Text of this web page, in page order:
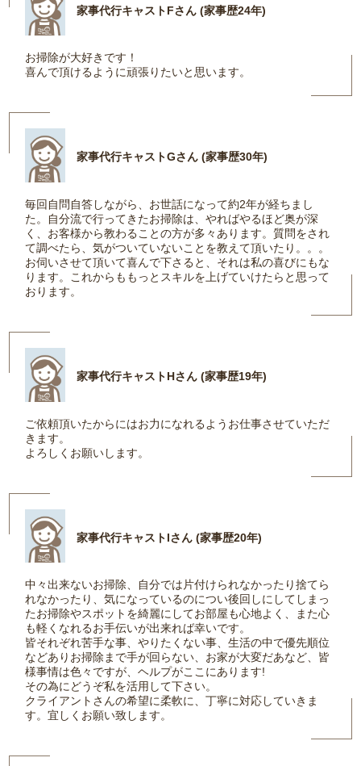
家事代行キャストFさん (家事歴24年)
お掃除が大好きです！
喜んで頂けるように頑張りたいと思います。
家事代行キャストGさん (家事歴30年)
毎回自問自答しながら、お世話になって約2年が経ちまし
た。自分流で行ってきたお掃除は、やればやるほど奥が深
く、お客様から教わることの方が多々あります。質問をされ
て調べたら、気がついていないことを教えて頂いたり。。。
お伺いさせて頂いて喜んで下さると、それは私の喜びにもな
ります。これからももっとスキルを上げていけたらと思って
おります。
家事代行キャストHさん (家事歴19年)
ご依頼頂いたからにはお力になれるようお仕事させていただ
きます。
よろしくお願いします。
家事代行キャストIさん (家事歴20年)
中々出来ないお掃除、自分では片付けられなかったり捨てら
れなかったり、気になっているのについ後回しにしてしまっ
たお掃除やスポットを綺麗にしてお部屋も心地よく、また心
も軽くなれるお手伝いが出来れば幸いです。
皆それぞれ苦手な事、やりたくない事、生活の中で優先順位
などありお掃除まで手が回らない、お家が大変だあなど、皆
様事情は色々ですが、ヘルプがここにあります!
その為にどうぞ私を活用して下さい。
クライアントさんの希望に柔軟に、丁寧に対応していきま
す。宜しくお願い致します。